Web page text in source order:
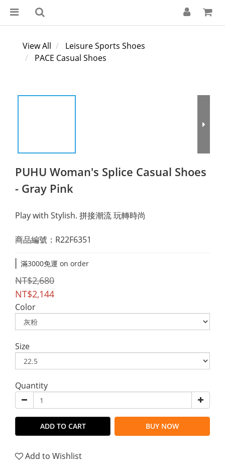
View All
Leisure Sports Shoes
PACE Casual Shoes
PUHU Woman's Splice Casual Shoes
- Gray Pink
Play with Stylish. 拼接潮流 玩轉時尚
商品編號：R22F6351
滿3000免運 on order
NT$2,680
NT$2,144
Color
Size
Quantity
ADD TO CART BUY NOW
Add to Wishlist